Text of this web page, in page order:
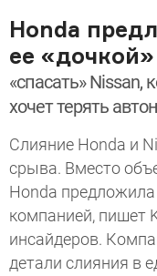
Honda
ее «дочкой»
«спасать» Nissan,
хочет терять
Слияние Honda и
срыва. Вместо
Honda предложила
компанией, пишет
инсайдеров.
детали слияния в